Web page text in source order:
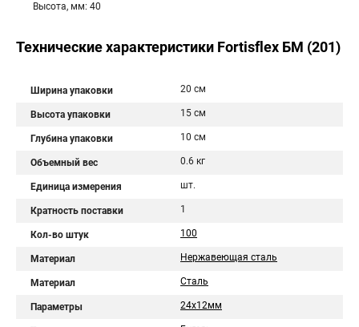
Высота, мм: 40
Технические характеристики Fortisflex БМ (201)
Ширина упаковки 20 см
Высота упаковки 15 см
Глубина упаковки 10 см
Объемный вес 0.6 кг
Единица измерения шт.
Кратность поставки 1
Кол-во штук 100
Материал Нержавеющая сталь
Материал Сталь
Параметры 24х12мм